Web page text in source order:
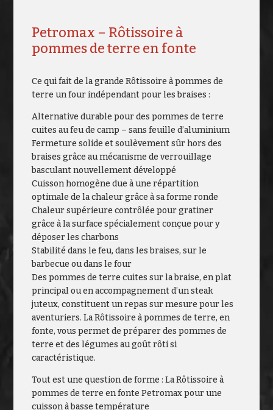
Petromax – Rôtissoire à
pommes de terre en fonte
Ce qui fait de la grande Rôtissoire à pommes de
terre un four indépendant pour les braises :
Alternative durable pour des pommes de terre
cuites au feu de camp – sans feuille d’aluminium
Fermeture solide et soulèvement sûr hors des
braises grâce au mécanisme de verrouillage
basculant nouvellement développé
Cuisson homogène due à une répartition
optimale de la chaleur grâce à sa forme ronde
Chaleur supérieure contrôlée pour gratiner
grâce à la surface spécialement conçue pour y
déposer les charbons
Stabilité dans le feu, dans les braises, sur le
barbecue ou dans le four
Des pommes de terre cuites sur la braise, en plat
principal ou en accompagnement d’un steak
juteux, constituent un repas sur mesure pour les
aventuriers. La Rôtissoire à pommes de terre, en
fonte, vous permet de préparer des pommes de
terre et des légumes au goût rôti si
caractéristique.
Tout est une question de forme : La Rôtissoire à
pommes de terre en fonte Petromax pour une
cuisson à basse température